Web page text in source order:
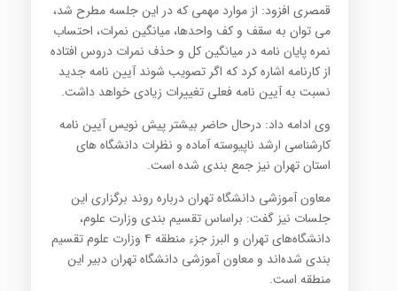
قمصری افزود: از موارد مهمی که در این جلسه مطرح شد،
می توان به سقف و کف واحدها، میانگین نمرات، احتساب
نمره پایان نامه در میانگین کل و حذف نمرات دروس افتاده
از کارنامه اشاره کرد که اگر تصویب شوند آیین نامه جدید
نسبت به آیین نامه فعلی تغییرات زیادی خواهد داشت.
وی ادامه داد: درحال حاضر بیشتر پیش نویس آیین نامه
کارشناسی ارشد ناپیوسته آماده و نظرات دانشگاه های
استان تهران نیز جمع بندی شده است.
معاون آموزشی دانشگاه تهران درباره روند برگزاری این
جلسات نیز گفت: براساس تقسیم بندی وزارت علوم،
دانشگاه‌های تهران و البرز جزء منطقه ۴ وزارت علوم تقسیم
بندی شده‌اند و معاون آموزشی دانشگاه تهران دبیر این
منطقه است.